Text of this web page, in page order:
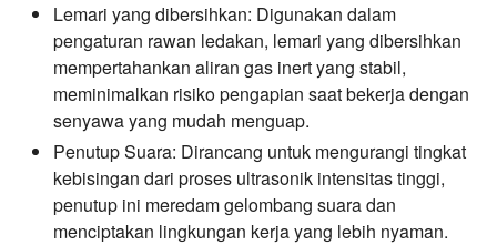
Lemari yang dibersihkan: Digunakan dalam
pengaturan rawan ledakan, lemari yang dibersihkan
mempertahankan aliran gas inert yang stabil,
meminimalkan risiko pengapian saat bekerja dengan
senyawa yang mudah menguap.
Penutup Suara: Dirancang untuk mengurangi tingkat
kebisingan dari proses ultrasonik intensitas tinggi,
penutup ini meredam gelombang suara dan
menciptakan lingkungan kerja yang lebih nyaman.